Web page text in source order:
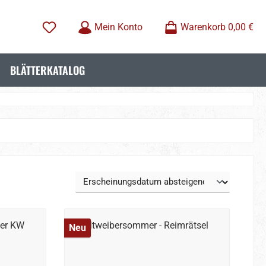
Mein Konto
Warenkorb 0,00 €
BLÄTTERKATALOG
Neu